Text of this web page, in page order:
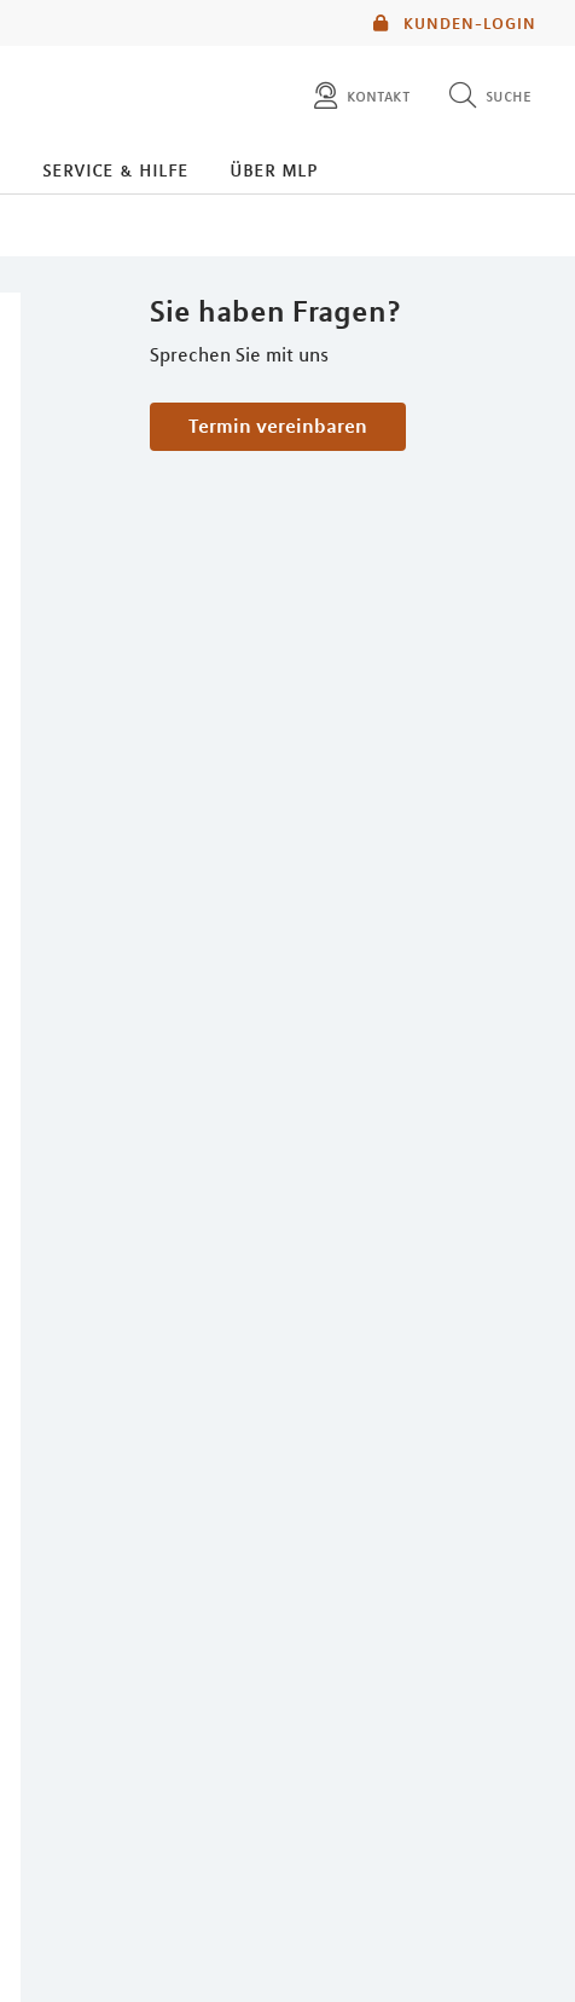
KUNDEN-LOGIN
kontakt suche
diese website durchsuchen
service & hilfe über mlp
Sie haben Fragen?
Sprechen Sie mit uns
Termin vereinbaren